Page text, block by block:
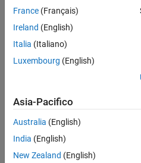
France (Français)
Ireland (English)
Italia (Italiano)
Luxembourg (English)
Asia-Pacifico
Australia (English)
India (English)
New Zealand (English)